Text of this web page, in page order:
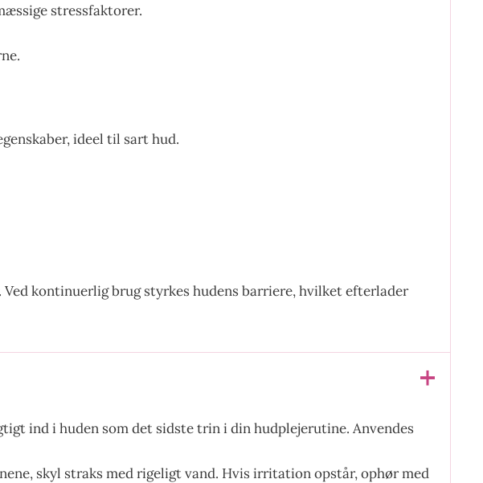
stressfaktorer.
ideel til sart hud.
kontinuerlig brug styrkes hudens barriere, hvilket efterlader
ind i huden som det sidste trin i din hudplejerutine. Anvendes
skyl straks med rigeligt vand. Hvis irritation opstår, ophør med